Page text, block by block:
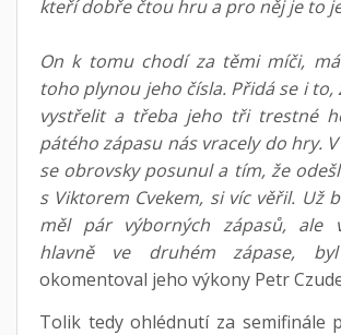
kteří dobře čtou hru a pro něj je to
On k tomu chodí za těmi míči,
toho plynou jeho čísla. Přidá se i to,
vystřelit a třeba jeho tři trestné
pátého zápasu nás vracely do hry.
se obrovsky posunul a tím, že
s Viktorem Cvekem, si víc věřil. Už
měl pár výborných zápasů, ale
hlavně ve druhém zápase, byl
okomentoval jeho výkony Petr
Tolik tedy ohlédnutí za semifinále